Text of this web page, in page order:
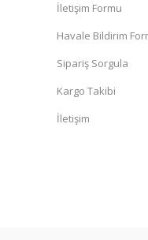
İletişim Formu
Havale Bildirim
Sipariş Sorgula
Kargo Takibi
İletişim